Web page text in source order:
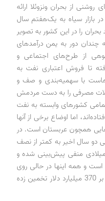
نمای روشنی از بحران ونزوئلا ارائه
بازار سیاه به یک‌هفتم سال
را در این کشور به تصویر
دور به یمن درآمدهای
از طرح‌های اجتماعی و
تا فروش اعتباری نفت به
با سهمیه‌بندی و صف و
مصرفی را به دست مردمش
کشورهای وابسته به نفت
اما اوضاع برخی از آنها
همچون عربستان است. در
دو سال اخیر به کمتر از نصف
منفی پیش‌بینی شده و
در نوسان است و همه اینها در حالی روی
می‌دهد که ذخایر ارزی روسیه بالغ بر 370 میلیارد دلار تخمین زده